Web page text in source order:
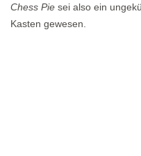
Chess Pie sei also ein
Kasten gewesen.